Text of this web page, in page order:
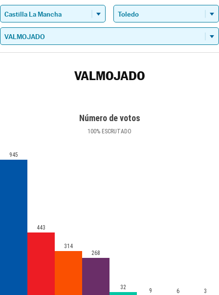
VALMOJADO
Número de votos
100% ESCRUTADO
945
443
314
268
32 9 6 3